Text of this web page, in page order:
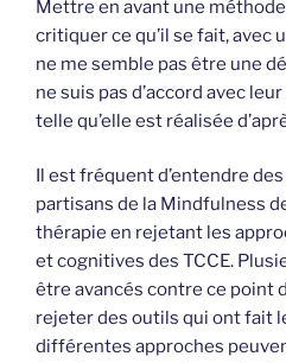
Mettre en avant une
critiquer ce qu’il se fait, avec
ne me semble pas être une
ne suis pas d’accord avec
telle qu’elle est réalisée
Il est fréquent d’entendre
partisans de la Mindfulness
thérapie en rejetant les
et cognitives des TCCE.
être avancés contre ce point
rejeter des outils qui ont fait
différentes approches